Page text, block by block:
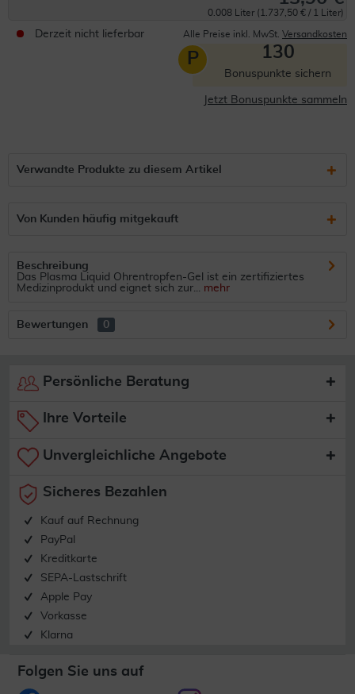
0.008 Liter (1.737,50 € / 1 Liter)
Derzeit nicht lieferbar Alle Preise inkl. MwSt. Versandkosten
P 130
Bonuspunkte sichern
Jetzt Bonuspunkte sammeln
Verwandte Produkte zu diesem Artikel
Von Kunden häufig mitgekauft
Beschreibung
Das Plasma Liquid Ohrentropfen-Gel ist ein zertifiziertes
Medizinprodukt und eignet sich zur... mehr
Bewertungen 0
Persönliche Beratung
Ihre Vorteile
Unvergleichliche Angebote
Sicheres Bezahlen
Kauf auf Rechnung
PayPal
Kreditkarte
SEPA-Lastschrift
Apple Pay
Vorkasse
Klarna
Folgen Sie uns auf